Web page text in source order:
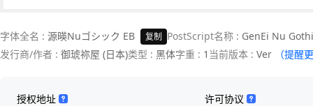
字体全名 : 源暎Nuゴシック EB 复制 PostScript名称 : GenEi Nu
发行商/作者 : 御琥祢屋 (日本)类型 : 黑体字重 : 1 当前版本 : Ver （提醒
授权地址
许可协议